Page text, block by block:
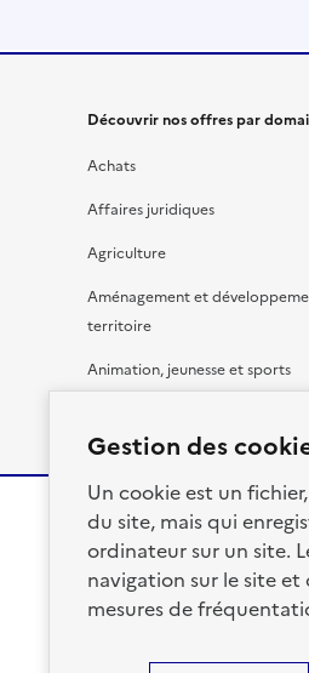
Gestion des
Un cookie est un
du site, mais qui
ordinateur sur un site.
navigation sur le site
mesures de
Découvrir nos offres par
Achats
Affaires juridiques
Agriculture
Aménagement et
territoire
Animation, jeunesse et sports
RÉPUBLIQUE
FRANÇAISE